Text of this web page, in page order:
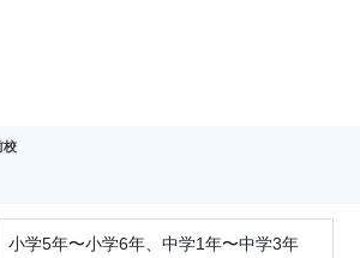
校
小学5年〜小学6年、中学1年〜中学3年